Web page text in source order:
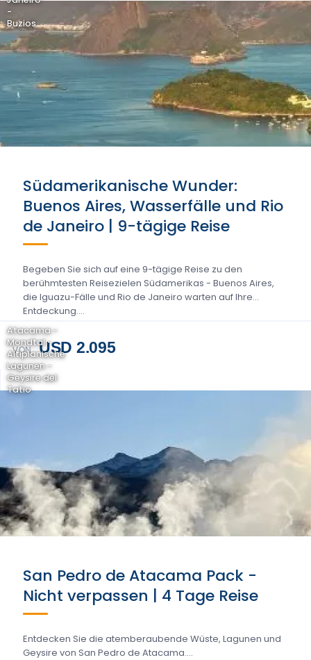
-
Buzios
Südamerikanische Wunder:
Buenos Aires, Wasserfälle und Rio
de Janeiro | 9-tägige Reise
Begeben Sie sich auf eine 9-tägige Reise zu den
berühmtesten Reisezielen Südamerikas - Buenos Aires,
die Iguazu-Fälle und Rio de Janeiro warten auf Ihre
Entdeckung....
VON USD 2.095
Atacama -
Mondtal -
Altiplanische
Lagunen -
Geysire del
Tatio
San Pedro de Atacama Pack -
Nicht verpassen | 4 Tage Reise
Entdecken Sie die atemberaubende Wüste, Lagunen und
Geysire von San Pedro de Atacama....